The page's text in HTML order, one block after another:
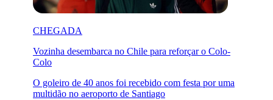
CHEGADA
Vozinha desembarca no Chile para reforçar o Colo-
Colo
O goleiro de 40 anos foi recebido com festa por uma
multidão no aeroporto de Santiago